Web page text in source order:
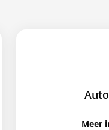
Meer